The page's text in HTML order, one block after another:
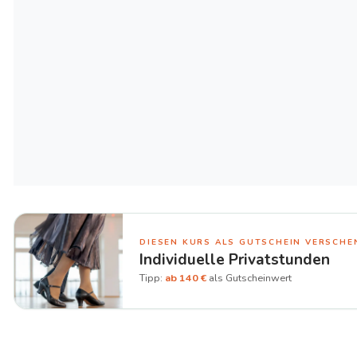
DIESEN KURS ALS GUTSCHEIN
Individuelle Privatstunden
Tipp: ab 140 € als Gutscheinwert